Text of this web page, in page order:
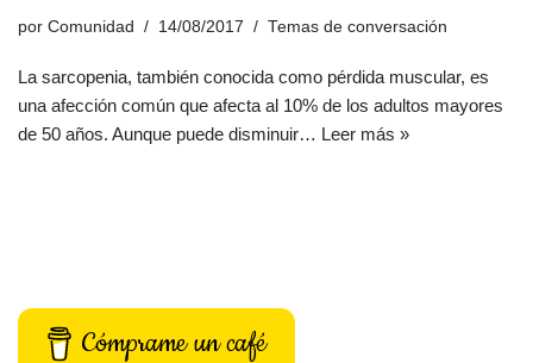
por Comunidad 14/08/2017 Temas de conversación
La sarcopenia, también conocida como pérdida muscular, es
una afección común que afecta al 10% de los adultos mayores
de 50 años. Aunque puede disminuir… Leer más »
Cómprame un café